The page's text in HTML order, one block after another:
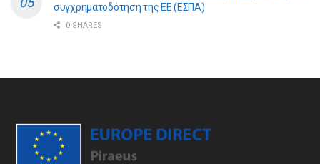
συγχρηματοδότηση της ΕE (ΕΣΠΑ)
0 SHARES